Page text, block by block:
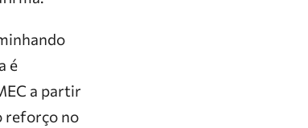
é
a partir
reforço no